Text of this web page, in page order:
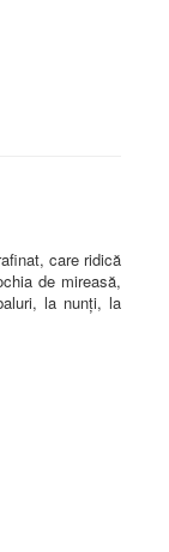
care ridică
de mireasă,
la nunți, la